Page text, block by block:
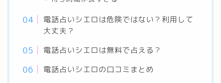
電話占いシエロは危険ではない？利用して
大丈夫？
電話占いシエロは無料で占える？
電話占いシエロの口コミまとめ